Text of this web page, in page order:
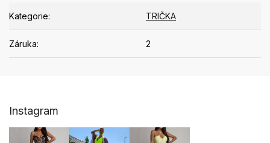
Kategorie: TRIČKA
Záruka: 2
Instagram